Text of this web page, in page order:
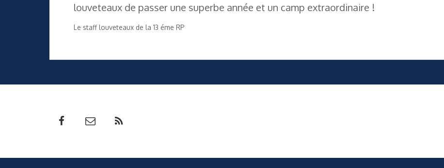
louveteaux de passer une superbe année et un camp extraordinaire !
Le staff louveteaux de la 13 éme RP